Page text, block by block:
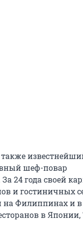
шеф-повар
24 года своей
и гостиничных
на Филиппинах и
в